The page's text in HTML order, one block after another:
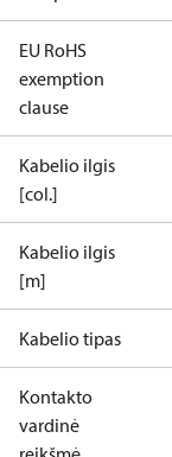
EU RoHS
exemption
clause
Kabelio ilgis
[col.]
Kabelio ilgis
[m]
Kabelio tipas
Kontakto
vardinė